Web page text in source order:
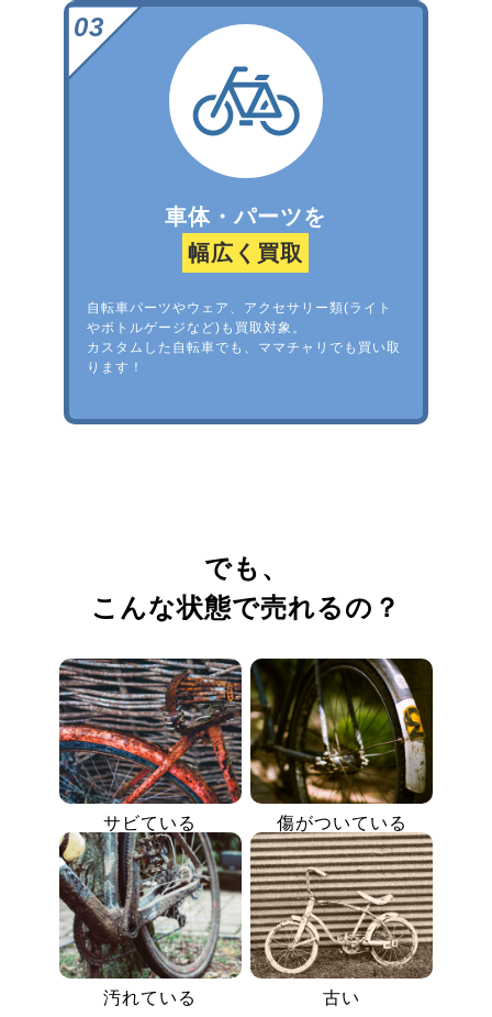
車体・パーツを
幅広く買取
自転車パーツやウェア、アクセサリー類(ライト
やボトルゲージなど)も買取対象。
カスタムした自転車でも、ママチャリでも買い取
ります！
でも、
こんな状態で売れるの？
サビている 傷がついている
汚れている 古い